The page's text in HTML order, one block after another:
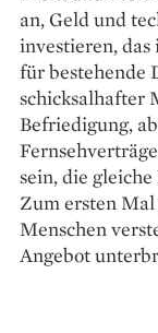
an, Geld und
investieren,
für bestehende
schicksalhafter
Befriedigung,
sein, die
Zum ersten Mal
Menschen
Angebot